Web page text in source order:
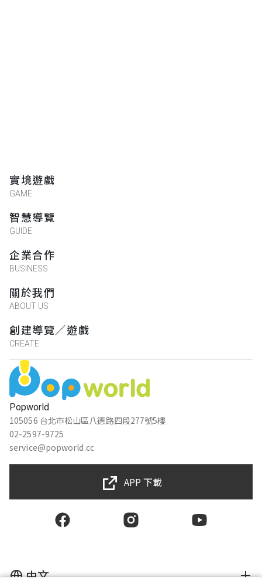
2021-04-23 11:38:35
2021-04-23 10:20:22
優秀
溫琇雅
2024-06-15 11:40:21 ★★★★★
龍
2024-06-15 11:39:42 ★★★★★
答案有的與實景不一樣
Popworld
105056 台北市松山區八德路四段277號5樓
02-2597-9725
service@popworld.cc
實境遊戲
GAME
智慧導覽
GUIDE
企業合作
BUSINESS
關於我們
ABOUT US
創建導覽／遊戲
CREATE
APP 下載